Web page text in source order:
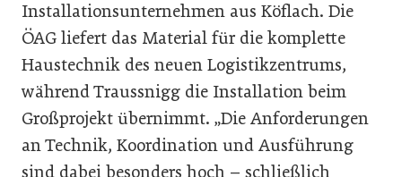
Installationsunternehmen aus Köflach. Die
ÖAG liefert das Material für die komplette
Haustechnik des neuen Logistikzentrums,
während Traussnigg die Installation beim
Großprojekt übernimmt. „Die Anforderungen
an Technik, Koordination und Ausführung
sind dabei besonders hoch – schließlich